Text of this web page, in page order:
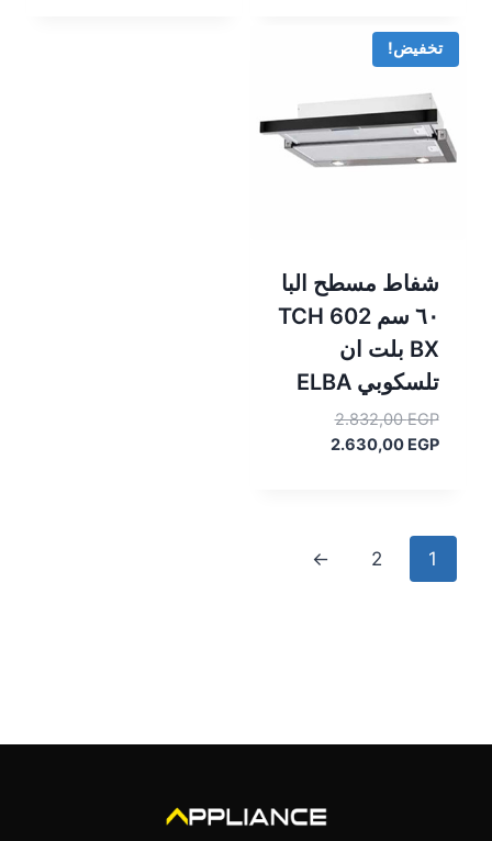
تخفيض!
شفاط مسطح البا
٦٠ سم TCH 602
BX بلت ان
تلسكوبي ELBA
2.832,00EGP
السعر
الأصلي2.630,00 EGP
السعر
1
2
←